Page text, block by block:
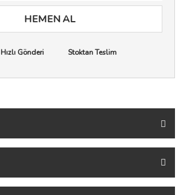
HEMEN AL
Hızlı Gönderi Stoktan Teslim